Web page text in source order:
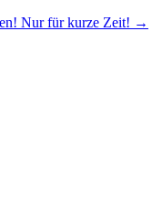
Nur für kurze Zeit! →